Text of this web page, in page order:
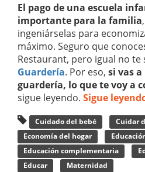
El pago de una escuela
importante para la familia
ingeniárselas para
máximo. Seguro que
Restaurant, pero igual no te
Guardería. Por eso, si vas
guardería, lo que te voy a
sigue leyendo. Sigue
Cuidado del bebé Cuidar
Economía del hogar
Educación complementaria
Educar
Maternidad